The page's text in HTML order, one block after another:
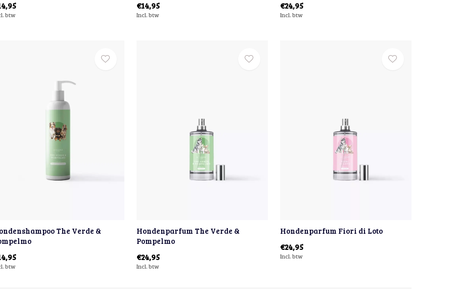
btw
€14,95
Incl. btw
€24,95
Incl. btw
The Verde &
btw
Hondenparfum The Verde &
Pompelmo
€24,95
Incl. btw
Hondenparfum Fiori di Loto
€24,95
Incl. btw